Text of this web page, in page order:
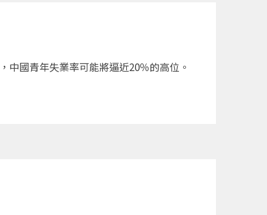
國青年失業率可能將逼近20％的高位。